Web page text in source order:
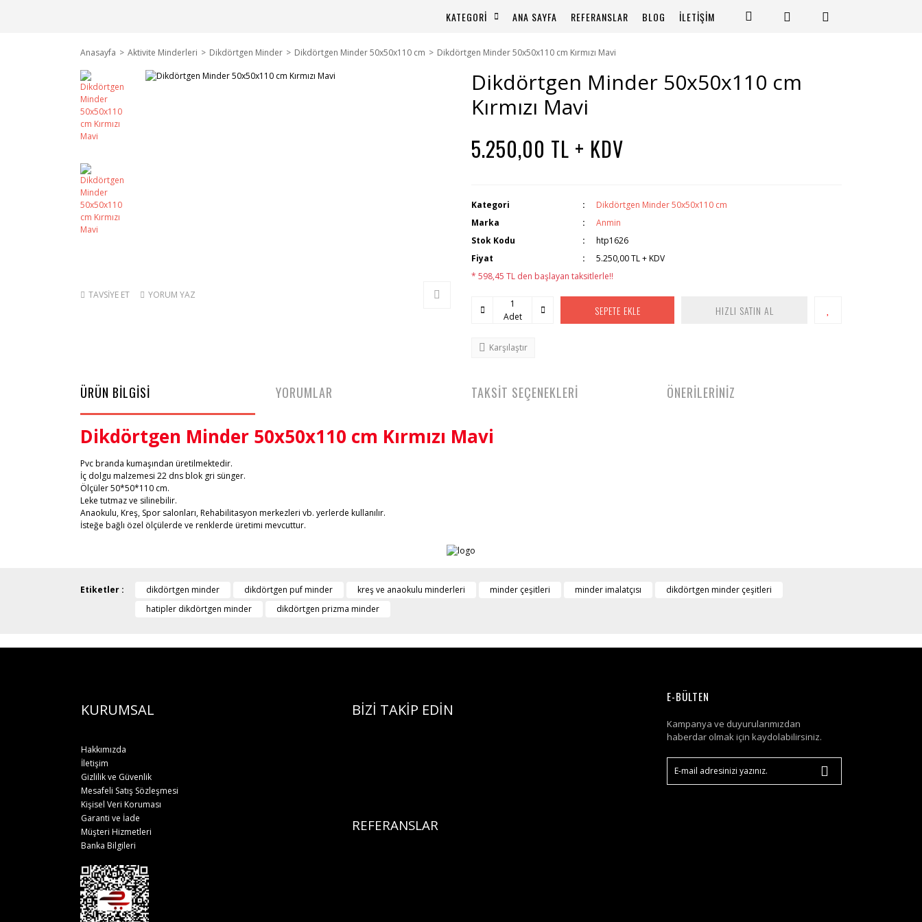
KATEGORİ ANA SAYFA REFERANSLAR BLOG İLETİŞİM
Anasayfa Aktivite Minderleri Dikdörtgen Minder Dikdörtgen Minder 50x50x110 cm Dikdörtgen Minder 50x50x110 cm Kırmızı Mavi
TAVSİYE ET YORUM YAZ
Dikdörtgen Minder 50x50x110 cm
Kırmızı Mavi
5.250,00 TL + KDV
Kategori
Dikdörtgen Minder 50x50x110 cm
Marka
Anmin
Stok Kodu
htp1626
Fiyat
5.250,00 TL + KDV
* 598,45 TL den başlayan taksitlerle!!
Adet SEPETE EKLE HIZLI SATIN AL
Karşılaştır
ÜRÜN BİLGİSİ
Dikdörtgen Minder 50x50x110 cm Kırmızı Mavi
Pvc branda kumaşından üretilmektedir.
İç dolgu malzemesi 22 dns blok gri sünger.
Ölçüler 50*50*110 cm.
Leke tutmaz ve silinebilir.
Anaokulu, Kreş, Spor salonları, Rehabilitasyon merkezleri vb. yerlerde kullanılır.
İsteğe bağlı özel ölçülerde ve renklerde üretimi mevcuttur.
YORUMLAR TAKSİT SEÇENEKLERİ ÖNERİLERİNİZ
Etiketler : dikdörtgen minder dikdörtgen puf minder kreş ve anaokulu minderleri minder çeşitleri minder imalatçısı
dikdörtgen minder çeşitleri
hatipler dikdörtgen minder
dikdörtgen prizma minder
KURUMSAL BİZİ TAKİP EDİN
Hakkımızda
İletişim
Gizlilik ve Güvenlik
Mesafeli Satış Sözleşmesi
Kişisel Veri Koruması
REFERANSLAR
Garanti ve İade
Müşteri Hizmetleri
Banka Bilgileri
E-BÜLTEN
Kampanya ve duyurularımızdan
haberdar olmak için kaydolabilirsiniz.